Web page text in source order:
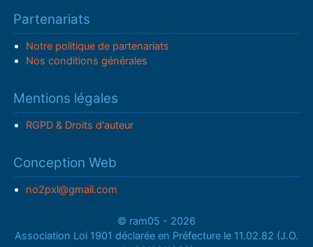
Partenariats
Notre politique de partenariats
Nos conditions générales
Mentions légales
RGPD & Droits d'auteur
Conception Web
no2pxl@gmail.com
© ram05 - 2026
Association Loi 1901 déclarée en Préfecture le 11.02.82 (J.O.